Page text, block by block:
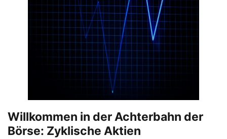
Willkommen in der Achterbahn der
Börse: Zyklische Aktien